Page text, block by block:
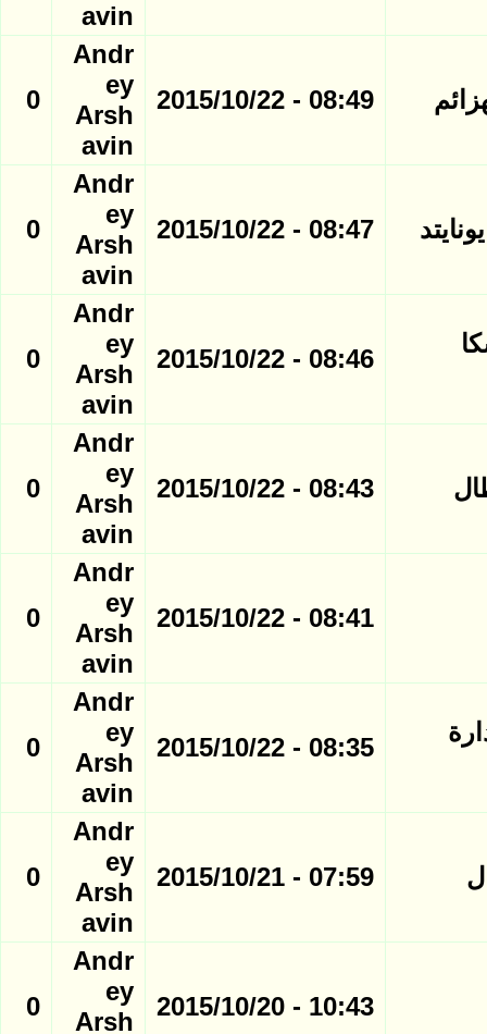
avin
08:49 - 2015/10/22
Andr
ey
Arsh
avin
0
08:47 - 2015/10/22
Andr
ey
Arsh
avin
0
08:46 - 2015/10/22
Andr
ey
Arsh
avin
0
08:43 - 2015/10/22
Andr
ey
Arsh
avin
0
08:41 - 2015/10/22
Andr
ey
Arsh
avin
0
08:35 - 2015/10/22
Andr
ey
Arsh
avin
0
07:59 - 2015/10/21
Andr
ey
Arsh
avin
0
10:43 - 2015/10/20
Andr
ey
Arsh
0